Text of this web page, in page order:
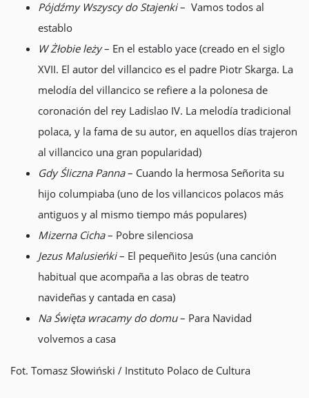
Pójdźmy Wszyscy do Stajenki– Vamos todos al
establo
W Żłobie leży– En el establo yace (creado en el siglo
XVII. El autor del villancico es el padre Piotr Skarga. La
melodía del villancico se refiere a la polonesa de
coronación del rey Ladislao IV. La melodía tradicional
polaca, y la fama de su autor, en aquellos días trajeron
al villancico una gran popularidad)
Gdy Śliczna Panna– Cuando la hermosa Señorita su
hijo columpiaba (uno de los villancicos polacos más
antiguos y al mismo tiempo más populares)
Mizerna Cicha– Pobre silenciosa
Jezus Malusieńki– El pequeñito Jesús (una canción
habitual que acompaña a las obras de teatro
navideñas y cantada en casa)
Na Święta wracamy do domu– Para Navidad
volvemos a casa
Fot. Tomasz Słowiński / Instituto Polaco de Cultura